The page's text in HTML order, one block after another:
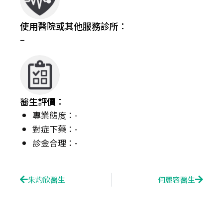
使用醫院或其他服務診所：
–
醫生評價：
專業態度：-
對症下藥：-
診金合理：-
Prev朱灼欣醫生 何麗容醫生Next